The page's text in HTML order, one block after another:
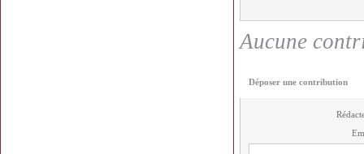
Aucune
Déposer une contribution